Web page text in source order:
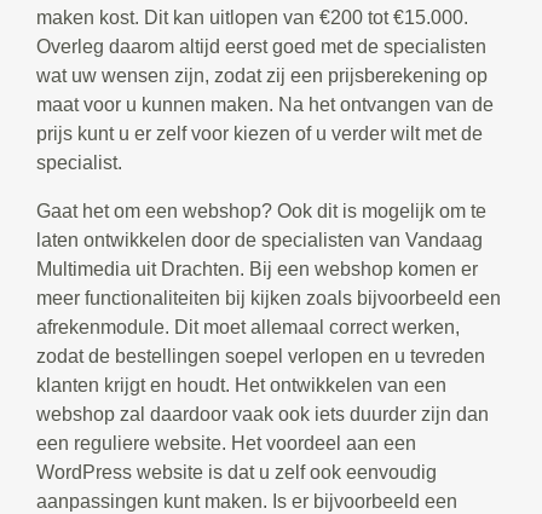
maken kost. Dit kan uitlopen van €200 tot €15.000.
Overleg daarom altijd eerst goed met de specialisten
wat uw wensen zijn, zodat zij een prijsberekening op
maat voor u kunnen maken. Na het ontvangen van de
prijs kunt u er zelf voor kiezen of u verder wilt met de
specialist.
Gaat het om een webshop? Ook dit is mogelijk om te
laten ontwikkelen door de specialisten van Vandaag
Multimedia uit Drachten. Bij een webshop komen er
meer functionaliteiten bij kijken zoals bijvoorbeeld een
afrekenmodule. Dit moet allemaal correct werken,
zodat de bestellingen soepel verlopen en u tevreden
klanten krijgt en houdt. Het ontwikkelen van een
webshop zal daardoor vaak ook iets duurder zijn dan
een reguliere website. Het voordeel aan een
WordPress website is dat u zelf ook eenvoudig
aanpassingen kunt maken. Is er bijvoorbeeld een